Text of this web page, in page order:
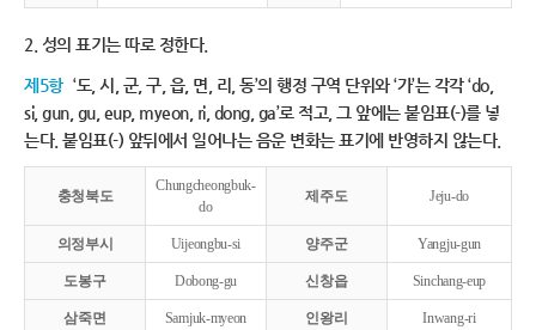
2. 성의 표기는 따로 정한다.
제5항 ‘도, 시, 군, 구, 읍, 면, 리, 동’의 행정 구역 단위와 ‘가’는 각각 ‘do,
si, gun, gu, eup, myeon, ri, dong, ga’로 적고, 그 앞에는 붙임표(-)를 넣
는다. 붙임표(-) 앞뒤에서 일어나는 음운 변화는 표기에 반영하지 않는다.
충청북도
Chungcheongbuk-
do
제주도 Jeju-do
의정부시 Uijeongbu-si 양주군 Yangju-gun
도봉구 Dobong-gu 신창읍 Sinchang-eup
삼죽면 Samjuk-myeon 인왕리 Inwang-ri